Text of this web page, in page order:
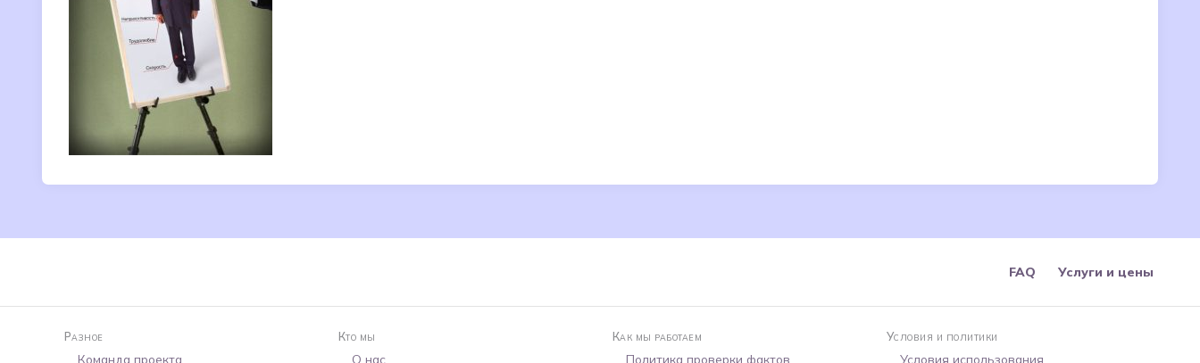
FAQ Услуги и цены
Разное
Команда проекта
Кто мы
О нас
Как мы работаем
Политика проверки фактов
Условия и политики
Условия использования